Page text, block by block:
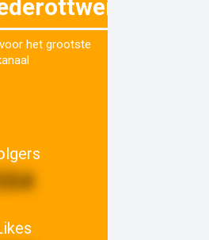
het grootste